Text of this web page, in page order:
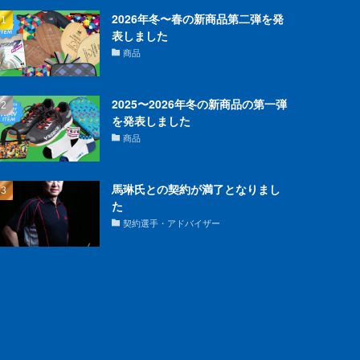
2026年冬〜春の新商品第二弾を発
表しました
商品
2025〜2026年冬の新商品の第一弾
を発表しました
商品
馬琳氏との契約が満了となりまし
た
契約選手・アドバイザー